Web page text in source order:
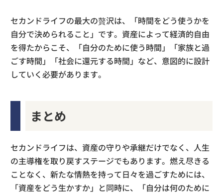
セカンドライフの最大の贅沢は、「時間をどう使うかを
自分で決められること」です。資産によって経済的自由
を得たからこそ、「自分のために使う時間」「家族と過
ごす時間」「社会に還元する時間」など、意図的に設計
していく必要があります。
まとめ
セカンドライフは、資産の守りや承継だけでなく、人生
の主導権を取り戻すステージでもあります。燃え尽きる
ことなく、新たな情熱を持って日々を過ごすためには、
「資産をどう生かすか」と同時に、「自分は何のために